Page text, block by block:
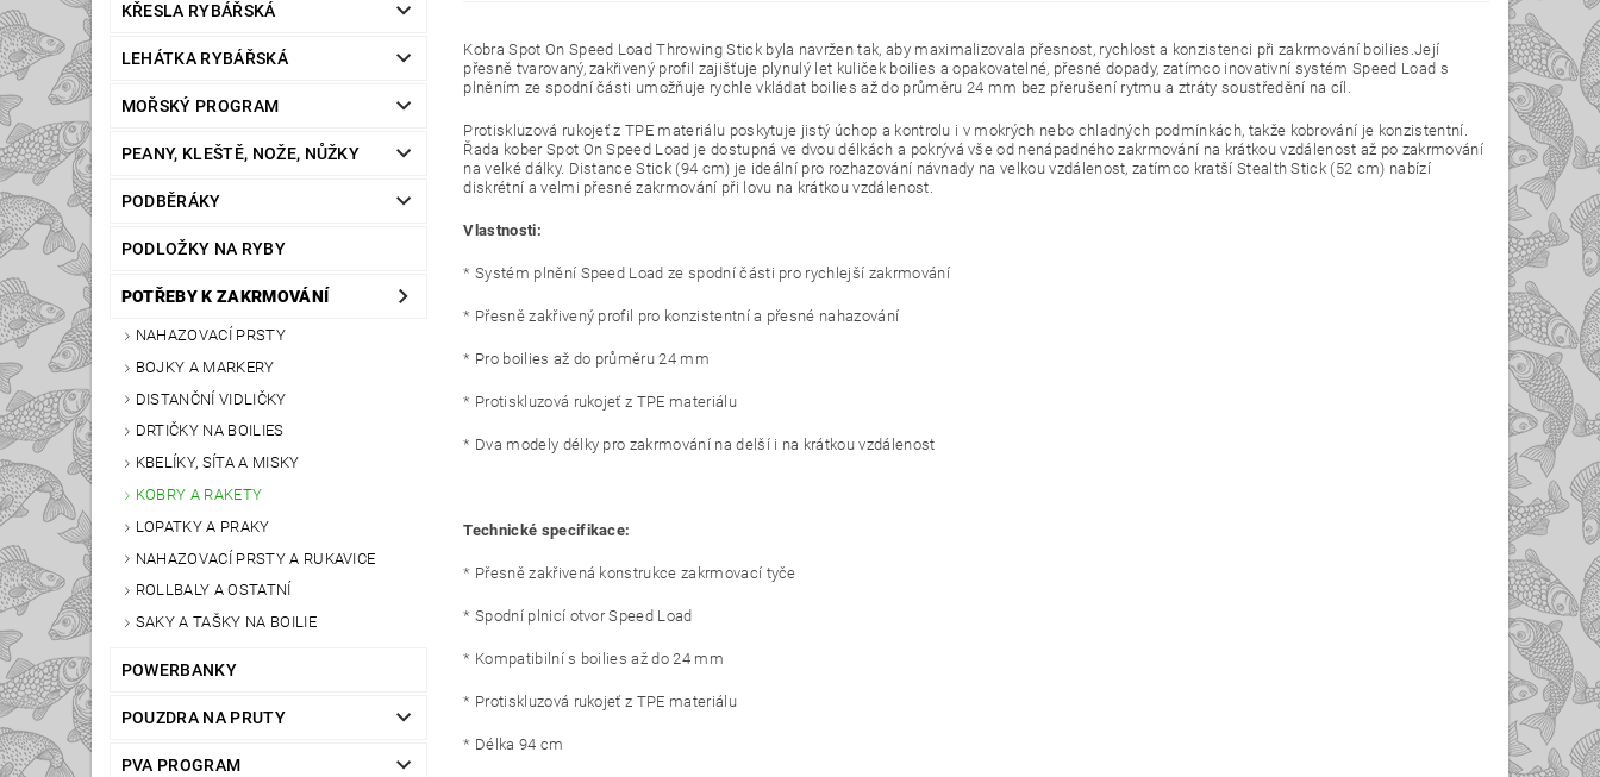
KŘESLA RYBÁŘSKÁ
LEHÁTKA RYBÁŘSKÁ
MOŘSKÝ PROGRAM
PEANY, KLEŠTĚ, NOŽE, NŮŽKY
PODBĚRÁKY
PODLOŽKY NA RYBY
POTŘEBY K ZAKRMOVÁNÍ
NAHAZOVACÍ PRSTY
BOJKY A MARKERY
DISTANČNÍ VIDLIČKY
DRTIČKY NA BOILIES
KBELÍKY, SÍTA A MISKY
KOBRY A RAKETY
LOPATKY A PRAKY
NAHAZOVACÍ PRSTY A RUKAVICE
ROLLBALY A OSTATNÍ
SAKY A TAŠKY NA BOILIE
POWERBANKY
POUZDRA NA PRUTY
PVA PROGRAM
Kobra Spot On Speed Load Throwing Stick byla navržen tak, aby maximalizovala přesnost, rychlost a konzistenci při zakrmování boilies.Její
přesně tvarovaný, zakřivený profil zajišťuje plynulý let kuliček boilies a opakovatelné, přesné dopady, zatímco inovativní systém Speed Load s
plněním ze spodní části umožňuje rychle vkládat boilies až do průměru 24 mm bez přerušení rytmu a ztráty soustředění na cíl.
Protiskluzová rukojeť z TPE materiálu poskytuje jistý úchop a kontrolu i v mokrých nebo chladných podmínkách, takže kobrování je konzistentní.
Řada kober Spot On Speed Load je dostupná ve dvou délkách a pokrývá vše od nenápadného zakrmování na krátkou vzdálenost až po zakrmování
na velké dálky. Distance Stick (94 cm) je ideální pro rozhazování návnady na velkou vzdálenost, zatímco kratší Stealth Stick (52 cm) nabízí
diskrétní a velmi přesné zakrmování při lovu na krátkou vzdálenost.
Vlastnosti:
* Systém plnění Speed Load ze spodní části pro rychlejší zakrmování
* Přesně zakřivený profil pro konzistentní a přesné nahazování
* Pro boilies až do průměru 24 mm
* Protiskluzová rukojeť z TPE materiálu
* Dva modely délky pro zakrmování na delší i na krátkou vzdálenost
Technické specifikace:
* Přesně zakřivená konstrukce zakrmovací tyče
* Spodní plnicí otvor Speed Load
* Kompatibilní s boilies až do 24 mm
* Protiskluzová rukojeť z TPE materiálu
* Délka 94 cm